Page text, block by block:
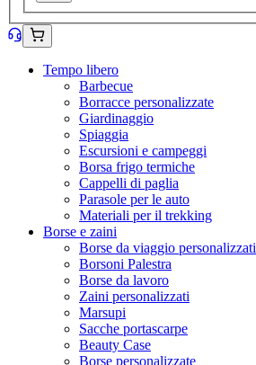
Tempo libero
Barbecue
Borracce personalizzate
Giardinaggio
Spiaggia
Escursioni e campeggi
Borsa frigo termiche
Cappelli di paglia
Parasole per le auto
Materiali per il trekking
Borse e zaini
Borse da viaggio personalizzati
Borsoni Palestra
Borse da lavoro
Zaini personalizzati
Marsupi
Sacche portascarpe
Beauty Case
Borse personalizzate